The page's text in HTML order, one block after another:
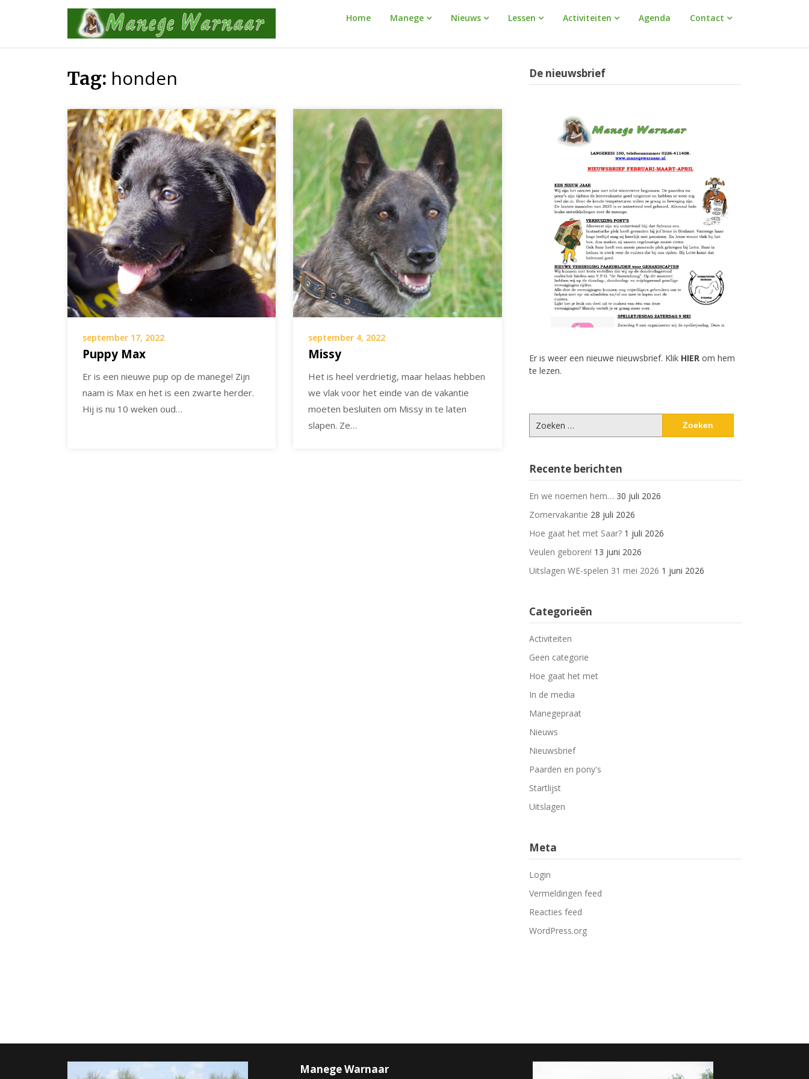
Home Manege Nieuws Lessen Activiteiten Agenda Contact
Tag: honden
september 17, 2022
Puppy Max
Er is een nieuwe pup op de manege! Zijn
naam is Max en het is een zwarte herder.
Hij is nu 10 weken oud…
september 4, 2022
Missy
Het is heel verdrietig, maar helaas hebben
we vlak voor het einde van de vakantie
moeten besluiten om Missy in te laten
slapen. Ze…
De nieuwsbrief
Er is weer een nieuwe nieuwsbrief. Klik HIER om hem
te lezen.
naar:
Recente berichten
En we noemen hem… 30 juli 2026
Zomervakantie 28 juli 2026
Hoe gaat het met Saar? 1 juli 2026
Veulen geboren! 13 juni 2026
Uitslagen WE-spelen 31 mei 2026 1 juni 2026
Categorieën
Activiteiten
Geen categorie
Hoe gaat het met
In de media
Manegepraat
Nieuws
Nieuwsbrief
Paarden en pony's
Startlijst
Uitslagen
Meta
Login
Vermeldingen feed
Reacties feed
WordPress.org
Manege Warnaar